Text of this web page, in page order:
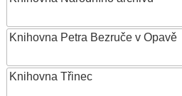
Knihovna Petra Bezruče v Opavě
Knihovna Třinec